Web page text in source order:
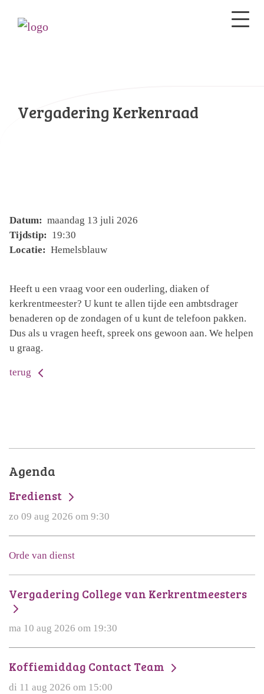
Vergadering Kerkenraad
Datum: maandag 13 juli 2026
Tijdstip: 19:30
Locatie: Hemelsblauw
Heeft u een vraag voor een ouderling, diaken of
kerkrentmeester? U kunt te allen tijde een ambtsdrager
benaderen op de zondagen of u kunt de telefoon pakken.
Dus als u vragen heeft, spreek ons gewoon aan. We helpen
u graag.
terug
Agenda
Eredienst
zo 09 aug 2026 om 9:30
Orde van dienst
Vergadering College van Kerkrentmeesters
ma 10 aug 2026 om 19:30
Koffiemiddag Contact Team
di 11 aug 2026 om 15:00